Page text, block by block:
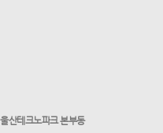
산테크노파크 본부동